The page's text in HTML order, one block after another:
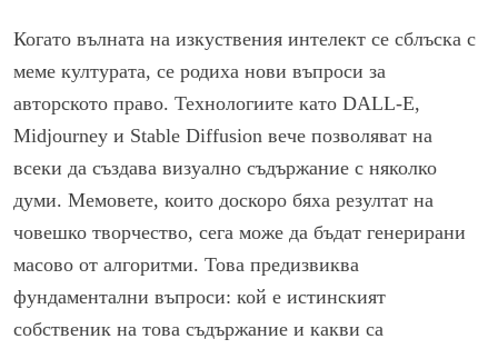
Когато вълната на изкуствения интелект се сблъска с
меме културата, се родиха нови въпроси за
авторското право. Технологиите като DALL-E,
Midjourney и Stable Diffusion вече позволяват на
всеки да създава визуално съдържание с няколко
думи. Мемовете, които доскоро бяха резултат на
човешко творчество, сега може да бъдат генерирани
масово от алгоритми. Това предизвиква
фундаментални въпроси: кой е истинският
собственик на това съдържание и какви са